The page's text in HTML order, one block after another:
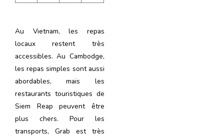
Au Vietnam, les repas
locaux restent très
accessibles. Au Cambodge,
les repas simples sont aussi
abordables, mais les
restaurants touristiques de
Siem Reap peuvent être
plus chers. Pour les
transports, Grab est très